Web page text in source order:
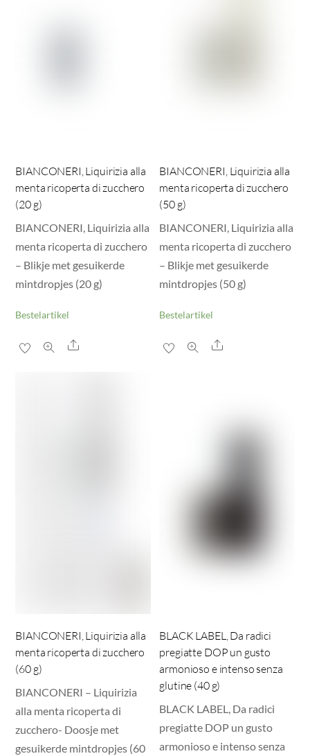
BIANCONERI, Liquirizia alla
menta ricoperta di zucchero
(20 g)
BIANCONERI, Liquirizia alla
menta ricoperta di zucchero
– Blikje met gesuikerde
mintdropjes (20 g)
Bestelartikel
Share
BIANCONERI, Liquirizia alla
menta ricoperta di zucchero
(50 g)
BIANCONERI, Liquirizia alla
menta ricoperta di zucchero
– Blikje met gesuikerde
mintdropjes (50 g)
Bestelartikel
Share
BIANCONERI, Liquirizia alla
menta ricoperta di zucchero
(60 g)
BIANCONERI – Liquirizia
alla menta ricoperta di
zucchero- Doosje met
gesuikerde mintdropjes (60
BLACK LABEL, Da radici
pregiatte DOP un gusto
armonioso e intenso senza
glutine (40 g)
BLACK LABEL, Da radici
pregiatte DOP un gusto
armonioso e intenso senza